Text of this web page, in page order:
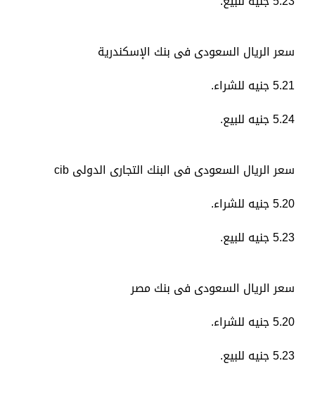
سعر الريال السعودى فى بنك الإسكندرية
5.21 جنيه للشراء.
5.24 جنيه للبيع.
سعر الريال السعودى فى البنك التجارى الدولى cib
5.20 جنيه للشراء.
5.23 جنيه للبيع.
سعر الريال السعودى فى بنك مصر
5.20 جنيه للشراء.
5.23 جنيه للبيع.